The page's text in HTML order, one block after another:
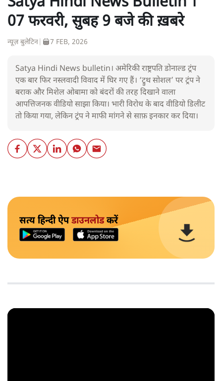
07 फरवरी, सुबह 9 बजे की ख़बरे
न्यूज़ बुलेटिन 7 FEB, 2026
Satya Hindi News bulletin। अमेरिकी राष्ट्रपति डोनाल्ड ट्रंप
एक बार फिर नस्लवादी विवाद में घिर गए हैं। ‘ट्रुथ सोशल’ पर ट्रंप ने
बराक और मिशेल ओबामा को बंदरों की तरह दिखाने वाला
आपत्तिजनक वीडियो साझा किया। भारी विरोध के बाद वीडियो डिलीट
तो किया गया, लेकिन ट्रंप ने माफी मांगने से साफ़ इनकार कर दिया।
सत्य हिन्दी ऐपडाउनलोडकरें